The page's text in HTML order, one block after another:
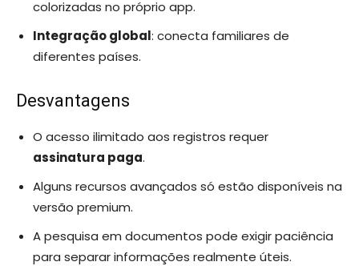
colorizadas no próprio app.
Integração global: conecta familiares de
diferentes países.
Desvantagens
O acesso ilimitado aos registros requer
assinatura paga.
Alguns recursos avançados só estão disponíveis na
versão premium.
A pesquisa em documentos pode exigir paciência
para separar informações realmente úteis.